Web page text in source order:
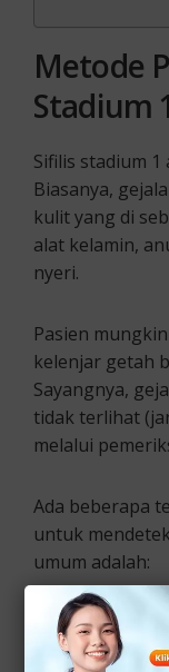
Metode
Stadium 1
Sifilis stadium
Biasanya,
kulit yang di
alat kelamin,
nyeri.
Pasien
kelenjar getah
Sayangnya,
tidak terlihat
melalui
Ada beberapa
untuk
umum adalah:
1. Tes RPR